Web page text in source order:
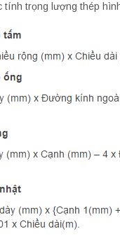
tính trọng lượng thép